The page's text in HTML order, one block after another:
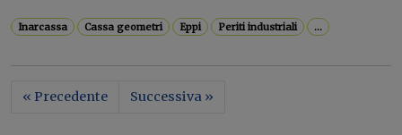
Inarcassa Cassa geometri Eppi Periti industriali ...
« Precedente Successiva »